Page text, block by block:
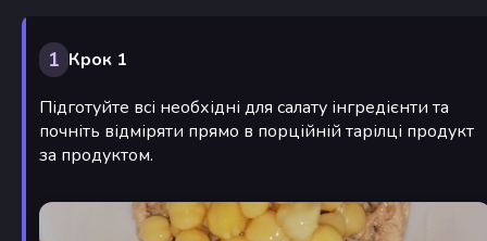
1 Крок 1
Підготуйте всі необхідні для салату інгредієнти та
почніть відміряти прямо в порційній тарілці продукт
за продуктом.